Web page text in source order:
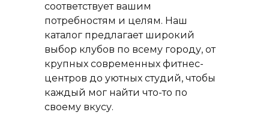
соответствует вашим
потребностям и целям. Наш
каталог предлагает широкий
выбор клубов по всему городу, от
крупных современных фитнес-
центров до уютных студий, чтобы
каждый мог найти что-то по
своему вкусу.